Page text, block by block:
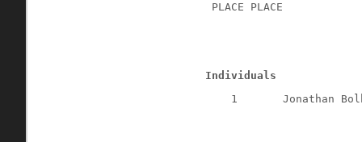
PLACE PLACE
Individuals
1       Jonathan